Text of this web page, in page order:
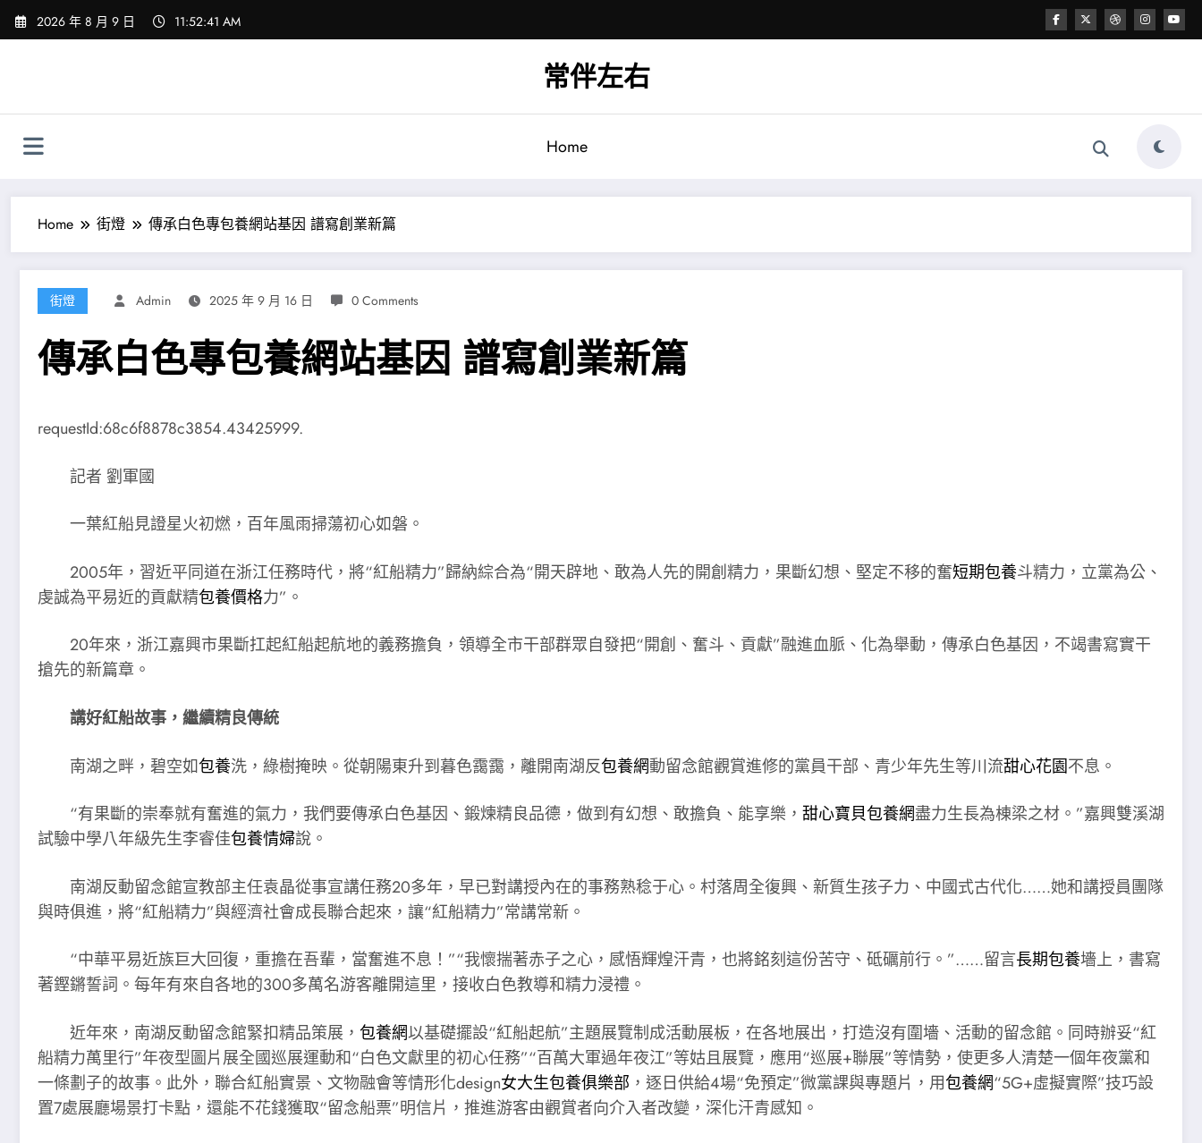
Skip
2026 年 8 月 9 日 11:52:42 AM
常伴左右
Home
Home 街燈 傳承白色專包養網站基因 譜寫創業新篇
街燈 Admin 2025 年 9 月 16 日 0 Comments
傳承白色專包養網站基因 譜寫創業新篇
requestId:68c6f8878c3854.43425999.
記者 劉軍國
一葉紅船見證星火初燃，百年風雨掃蕩初心如磐。
2005年，習近平同道在浙江任務時代，將“紅船精力”歸納綜合為“開天辟地、敢為人先的開創精力，果斷幻想、堅定不移的奮短期包養斗精力，立黨為公、
虔誠為平易近的貢獻精包養價格力”。
20年來，浙江嘉興市果斷扛起紅船起航地的義務擔負，領導全市干部群眾自發把“開創、奮斗、貢獻”融進血脈、化為舉動，傳承白色基因，不竭書寫實干
搶先的新篇章。
講好紅船故事，繼續精良傳統
南湖之畔，碧空如包養洗，綠樹掩映。從朝陽東升到暮色靄靄，離開南湖反包養網動留念館觀賞進修的黨員干部、青少年先生等川流甜心花園不息。
“有果斷的崇奉就有奮進的氣力，我們要傳承白色基因、鍛煉精良品德，做到有幻想、敢擔負、能享樂， 甜心寶貝包養網盡力生長為棟梁之材。”嘉興雙溪湖
試驗中學八年級先生李睿佳包養情婦說。
南湖反動留念館宣教部主任袁晶從事宣講任務20多年，早已對講授內在的事務熟稔于心。村落周全復興、新質生孩子力、中國式古代化……她和講授員團隊
與時俱進，將“紅船精力”與經濟社會成長聯合起來，讓“紅船精力”常講常新。
“中華平易近族巨大回復，重擔在吾輩，當奮進不息！”“我懷揣著赤子之心，感悟輝煌汗青，也將銘刻這份苦守、砥礪前行。”……留言長期包養墻上，書寫
著鏗鏘誓詞。每年有來自各地的300多萬名游客離開這里，接收白色教導和精力浸禮。
近年來，南湖反動留念館緊扣精品策展， 包養網以基礎擺設“紅船起航”主題展覽制成活動展板，在各地展出，打造沒有圍墻、活動的留念館。同時辦妥“紅
船精力萬里行”年夜型圖片展全國巡展運動和“白色文獻里的初心任務”“百萬大軍過年夜江”等姑且展覽，應用“巡展+聯展”等情勢，使更多人清楚一個年夜黨和
一條劃子的故事。此外，聯合紅船實景、文物融會等情形化design女大生包養俱樂部 ，逐日供給4場“免預定”微黨課與專題片，用包養網“5G+虛擬實際”技巧設
置7處展廳場景打卡點，還能不花錢獲取“留念船票”明信片，推進游客由觀賞者向介入者改變，深化汗青感知。